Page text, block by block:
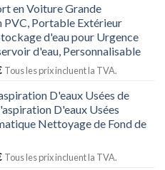
en Voiture Grande
PVC, Portable Extérieur
d'eau pour Urgence
d'eau, Personnalisable
Tous les prix incluent la TVA.
D'eaux Usées de
D'eaux Usées
Nettoyage de Fond de
Tous les prix incluent la TVA.